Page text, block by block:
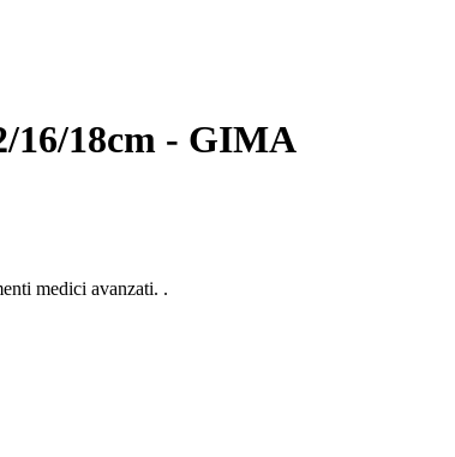
16/18cm - GIMA
medici avanzati. .